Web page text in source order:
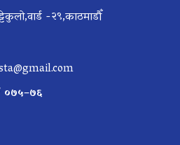
-२९,काठमाडौँ
०७५–७६